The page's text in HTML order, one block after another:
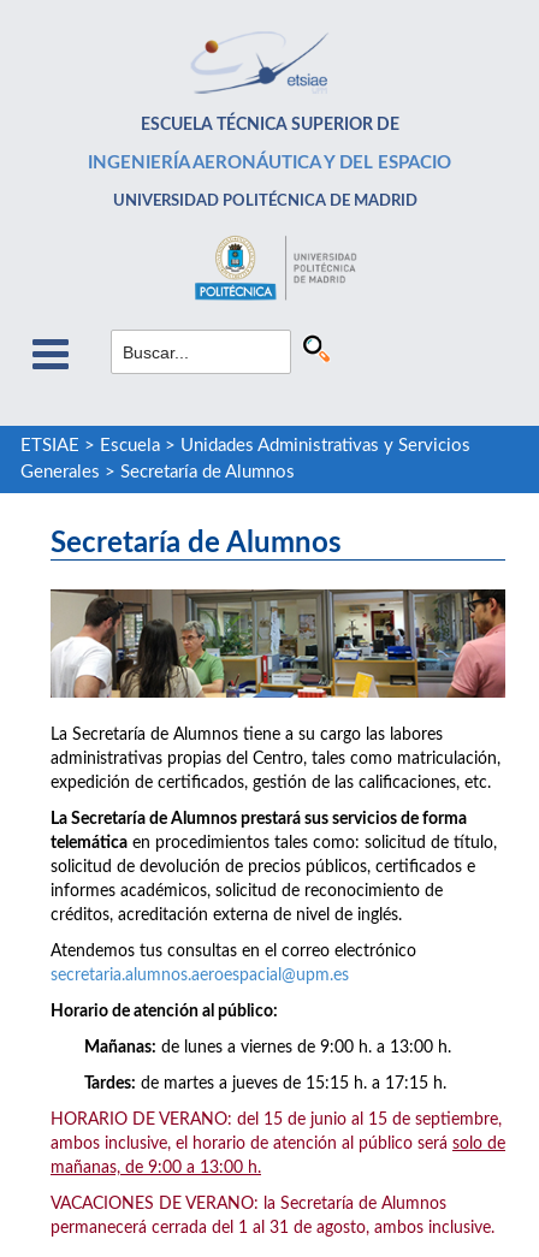
ESCUELA TÉCNICA SUPERIOR DE
INGENIERÍA AERONÁUTICA Y DEL ESPACIO
UNIVERSIDAD POLITÉCNICA DE MADRID
ETSIAE > Escuela> Unidades Administrativas y Servicios
Generales > Secretaría de Alumnos
Secretaría de Alumnos
La Secretaría de Alumnos tiene a su cargo las labores
administrativas propias del Centro, tales como matriculación,
expedición de certificados, gestión de las calificaciones, etc.
La Secretaría de Alumnos prestará sus servicios de forma
telemática en procedimientos tales como: solicitud de título,
solicitud de devolución de precios públicos, certificados e
informes académicos, solicitud de reconocimiento de
créditos, acreditación externa de nivel de inglés.
Atendemos tus consultas en el correo electrónico
secretaria.alumnos.aeroespacial@upm.es
Horario de atención al público:
Mañanas: de lunes a viernes de 9:00 h. a 13:00 h.
Tardes: de martes a jueves de 15:15 h. a 17:15 h.
HORARIO DE VERANO: del 15 de junio al 15 de septiembre,
ambos inclusive, el horario de atención al público será solo de
mañanas, de 9:00 a 13:00 h.
VACACIONES DE VERANO: la Secretaría de Alumnos
permanecerá cerrada del 1 al 31 de agosto, ambos inclusive.